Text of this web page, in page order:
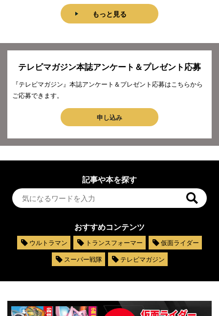
もっと見る
テレビマガジン本誌アンケート＆プレゼント応募
『テレビマガジン』本誌アンケート＆プレゼント応募はこちらから
ご応募できます。
申し込み
記事や本を探す
おすすめコンテンツ
ウルトラマン トランスフォーマー
仮面ライダー
スーパー戦隊
テレビマガジン